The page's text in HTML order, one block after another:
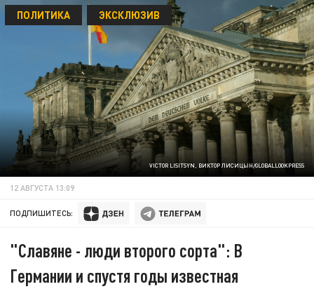
VICTOR LISITSYN, ВИКТОР ЛИСИЦЫН/GLOBALLOOKPRESS
ПОЛИТИКА ЭКСКЛЮЗИВ
12 АВГУСТА 13:09
ПОДПИШИТЕСЬ:
"Славяне - люди второго сорта": В
Германии и спустя годы известная